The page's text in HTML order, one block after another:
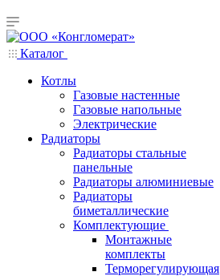
Каталог
Котлы
Газовые настенные
Газовые напольные
Электрические
Радиаторы
Радиаторы стальные
панельные
Радиаторы алюминиевые
Радиаторы
биметаллические
Комплектующие
Монтажные
комплекты
Терморегулирующая